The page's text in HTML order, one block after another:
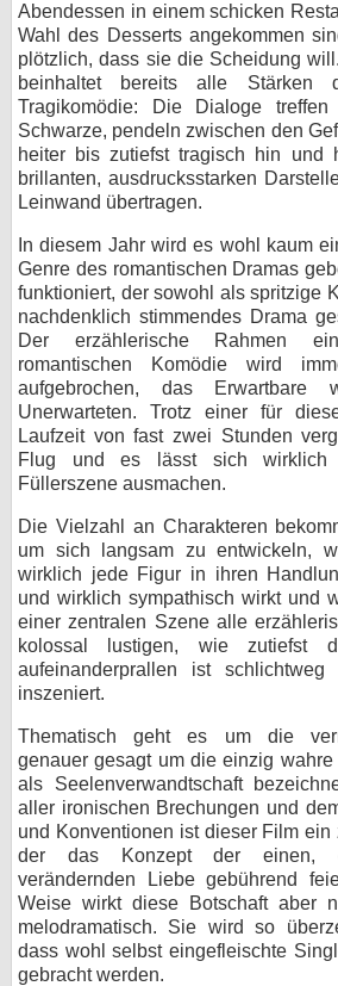
Abendessen in einem schicken
Wahl des Desserts angekommen
plötzlich, dass sie die Scheidung
beinhaltet bereits alle Stärken
Tragikomödie: Die Dialoge
Schwarze, pendeln zwischen den
heiter bis zutiefst tragisch hin und
brillanten, ausdrucksstarken
Leinwand übertragen.
In diesem Jahr wird es wohl kaum
Genre des romantischen Dramas
funktioniert, der sowohl als spritzige
nachdenklich stimmendes Drama
Der erzählerische Rahmen
romantischen Komödie wird
aufgebrochen, das Erwartbare
Unerwarteten. Trotz einer für
Laufzeit von fast zwei Stunden
Flug und es lässt sich wirklich
Füllerszene ausmachen.
Die Vielzahl an Charakteren
um sich langsam zu entwickeln,
wirklich jede Figur in ihren
und wirklich sympathisch wirkt und
einer zentralen Szene alle
kolossal lustigen, wie zutiefst
aufeinanderprallen ist
inszeniert.
Thematisch geht es um die
genauer gesagt um die einzig
als Seelenverwandtschaft
aller ironischen Brechungen und
und Konventionen ist dieser Film ein
der das Konzept der einen,
verändernden Liebe gebührend
Weise wirkt diese Botschaft aber
melodramatisch. Sie wird so
dass wohl selbst eingefleischte
gebracht werden.